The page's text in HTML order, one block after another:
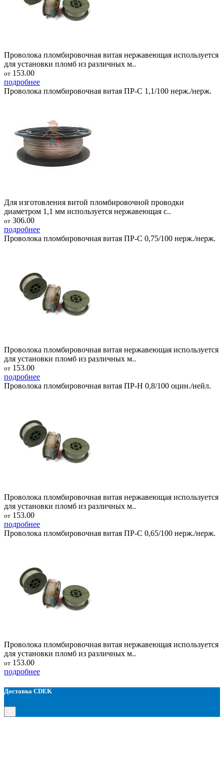
Проволока пломбировочная витая нержавеющая используется
для установки пломб из различных м..
от 153.00
подробнее
Проволока пломбировочная витая ПР-С 1,1/100 нерж./нерж.
Для изготовления витой пломбировочной проводки
диаметром 1,1 мм используется нержавеющая с..
от 306.00
подробнее
Проволока пломбировочная витая ПР-С 0,75/100 нерж./нерж.
Проволока пломбировочная витая нержавеющая используется
для установки пломб из различных м..
от 153.00
подробнее
Проволока пломбировочная витая ПР-Н 0,8/100 оцин./нейл.
Проволока пломбировочная витая нержавеющая используется
для установки пломб из различных м..
от 153.00
подробнее
Проволока пломбировочная витая ПР-С 0,65/100 нерж./нерж.
Проволока пломбировочная витая нержавеющая используется
для установки пломб из различных м..
от 153.00
подробнее
Доставка CDEK